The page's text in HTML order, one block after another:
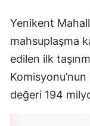
Yenikent
mahsuplaşma
edilen ilk
değeri 194